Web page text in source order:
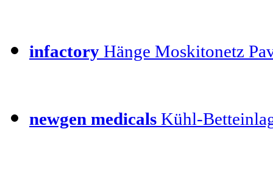
infactory Hänge Moskitonetz
newgen medicals Kühl-